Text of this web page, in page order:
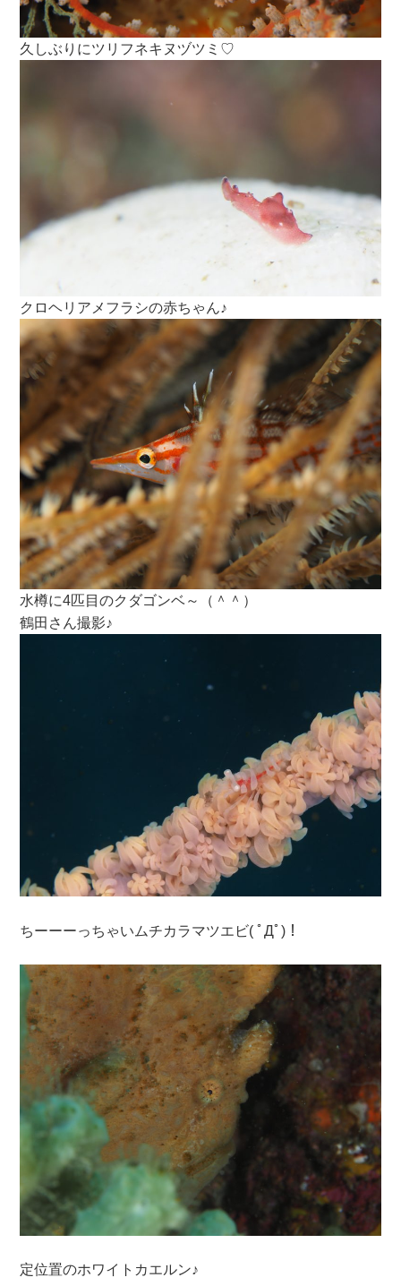
久しぶりにツリフネキヌヅツミ♡
クロヘリアメフラシの赤ちゃん♪
水樽に4匹目のクダゴンベ～（＾＾）
鶴田さん撮影♪
ちーーーっちゃいムチカラマツエビ( ﾟДﾟ)！
定位置のホワイトカエルン♪